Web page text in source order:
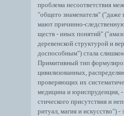
проблема несоответствия
"общего знаменателя"
мают причинно-
ществ - иных понятий"
деревенской структурой и
доспособным") стала
Примитивный тип
цивилизованных,
проверяющих их
медицина и юриспруденция,
стического присутствия и
ритуал, магия и искусство")